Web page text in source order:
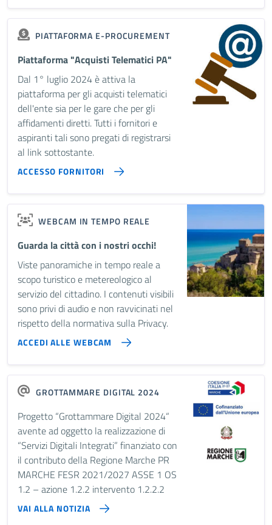
PIATTAFORMA E-PROCUREMENT
Piattaforma "Acquisti Telematici PA"
Dal 1° luglio 2024 è attiva la
piattaforma per gli acquisti telematici
dell'ente sia per le gare che per gli
affidamenti diretti. Tutti i fornitori e
aspiranti tali sono pregati di registrarsi
al link sottostante.
ACCESSO FORNITORI
WEBCAM IN TEMPO REALE
Guarda la città con i nostri occhi!
Viste panoramiche in tempo reale a
scopo turistico e metereologico al
servizio del cittadino. I contenuti visibili
sono privi di audio e non ravvicinati nel
rispetto della normativa sulla Privacy.
ACCEDI ALLE WEBCAM
GROTTAMMARE DIGITAL 2024
Progetto “Grottammare Digital 2024“
avente ad oggetto la realizzazione di
“Servizi Digitali Integrati” finanziato con
il contributo della Regione Marche PR
MARCHE FESR 2021/2027 ASSE 1 OS
1.2 – azione 1.2.2 intervento 1.2.2.2
VAI ALLA NOTIZIA